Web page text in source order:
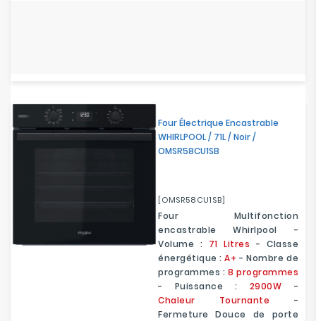
Four Électrique Encastrable
WHIRLPOOL / 71L / Noir /
OMSR58CU1SB
[OMSR58CU1SB]
Four Multifonction
encastrable Whirlpool -
Volume : 71 Litres - Classe
énergétique :A+ - Nombre de
programmes : 8 programmes
- Puissance : 2900W -
Chaleur Tournante -
Fermeture Douce de porte